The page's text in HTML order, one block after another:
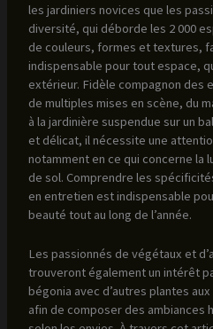
les jardiniers novices que les
diversité, qui déborde les 2 000
de couleurs, formes et textures,
indispensable pour tout espace,
extérieur. Fidèle compagnon des
de multiples mises en scène, du
à la jardinière suspendue sur un
et délicat, il nécessite une
notamment en ce qui concerne la
de sol. Comprendre les
en entretien est indispensable
beauté tout au long de l’année.
Les passionnés de végétaux et
trouveront également un intérêt
bégonia avec d’autres plantes
afin de composer des ambiances